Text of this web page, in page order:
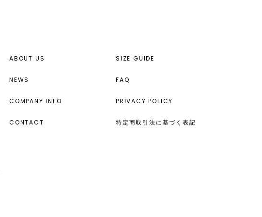
ABOUT US
NEWS
COMPANY INFO
CONTACT
SIZE GUIDE
FAQ
PRIVACY POLICY
特定商取引法に基づく表記